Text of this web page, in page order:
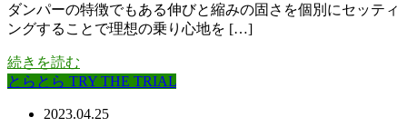
ダンパーの特徴でもある伸びと縮みの固さを個別にセッティ
ングすることで理想の乗り心地を […]
続きを読む
とらとら TRY THE TRIAL
2023.04.25